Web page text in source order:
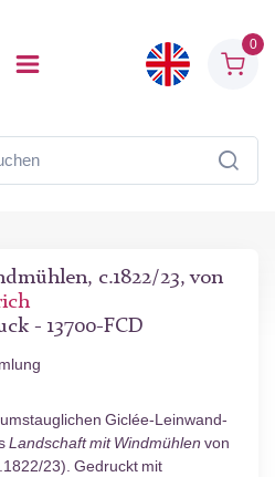
0
c.1822/23, von
- 13700-FCD
Giclée-Leinwand-
Landschaft mit Windmühlen von
23). Gedruckt mit